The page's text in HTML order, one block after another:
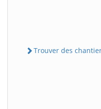
Trouver des